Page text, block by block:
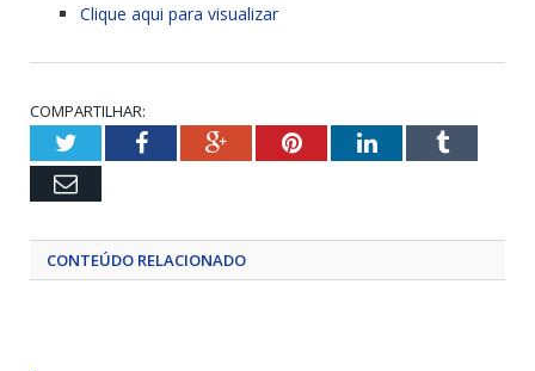
Clique aqui para visualizar
COMPARTILHAR:
TwitterFacebookGoogle+PinterestLinkedInTumblr
Email
CONTEÚDO RELACIONADO